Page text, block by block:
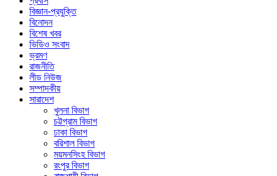
বিজ্ঞান-প্রযুক্তি
বিনোদন
বিশেষ খবর
ভিডিও সংবাদ
ভ্রমণ
রাজনীতি
লীড নিউজ
সম্পাদকীয়
সারাদেশ
খুলনা বিভাগ
চট্টগ্রাম বিভাগ
ঢাকা বিভাগ
বরিশাল বিভাগ
ময়মনসিংহ বিভাগ
রংপুর বিভাগ